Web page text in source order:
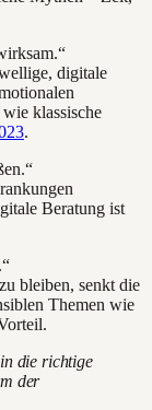
digitale
klassische
.
Beratung ist
bleiben, senkt die
Themen wie
die richtige
der